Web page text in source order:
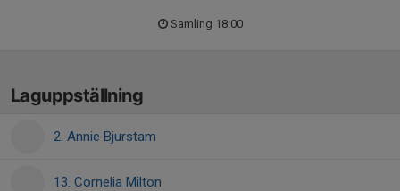
Samling 18:00
Laguppställning
2. Annie Bjurstam
13. Cornelia Milton